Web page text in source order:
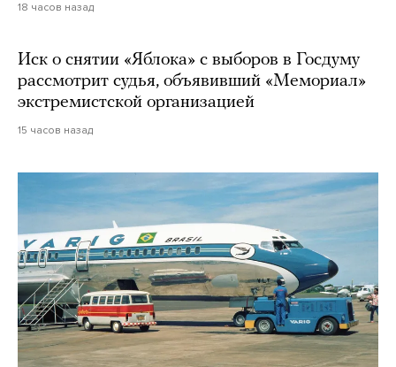
18 часов назад
Иск о снятии «Яблока» с выборов в Госдуму
рассмотрит судья, объявивший «Мемориал»
экстремистской организацией
15 часов назад